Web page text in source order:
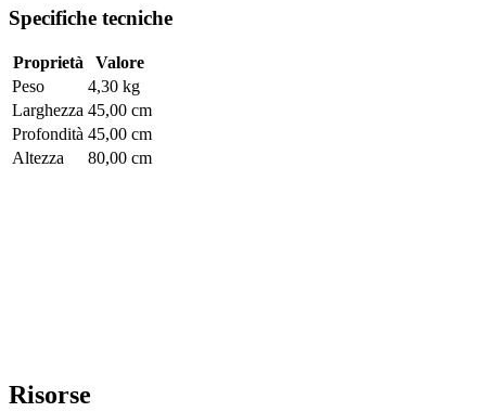
Specifiche tecniche
Proprietà
Valore
Peso
4,30 kg
Larghezza 45,00 cm
Profondità 45,00 cm
Altezza
80,00 cm
Risorse